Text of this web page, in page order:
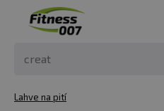
Lahve na pití